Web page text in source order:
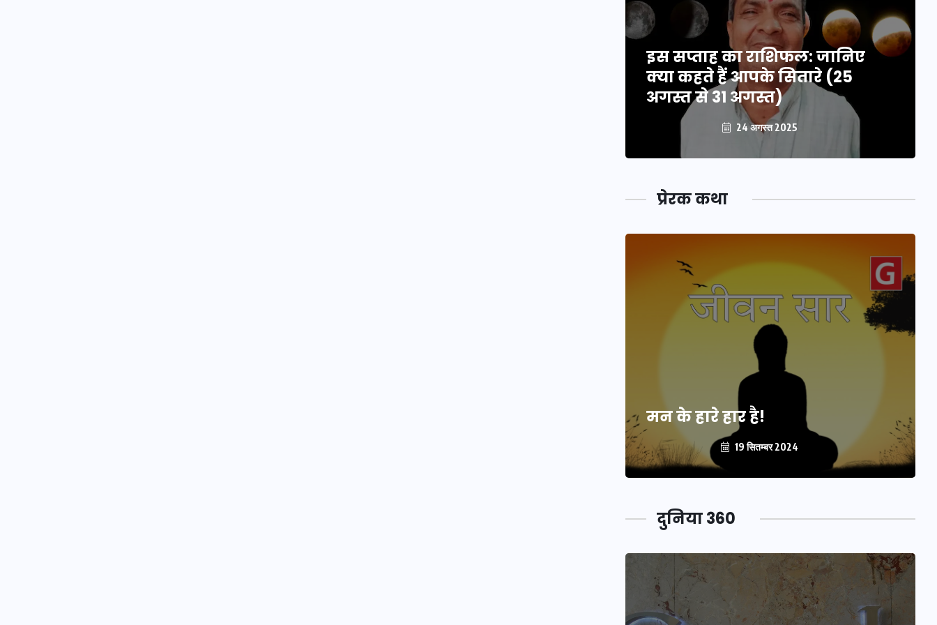
इस सप्ताह का राशिफल: जानिए
क्या कहते हैं आपके सितारे (25
अगस्त से 31 अगस्त)
24 अगस्त 2025
प्रेरक कथा
मन के हारे हार है!
19 सितम्बर 2024
दुनिया 360